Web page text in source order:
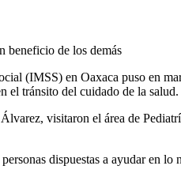
beneficio de los demás
(IMSS) en Oaxaca puso en
el tránsito del cuidado de la salud.
visitaron el área de
dispuestas a ayudar en lo